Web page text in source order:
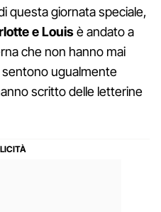
questa giornata speciale,
e Louisè andato a
che non hanno mai
sentono ugualmente
scritto delle letterine